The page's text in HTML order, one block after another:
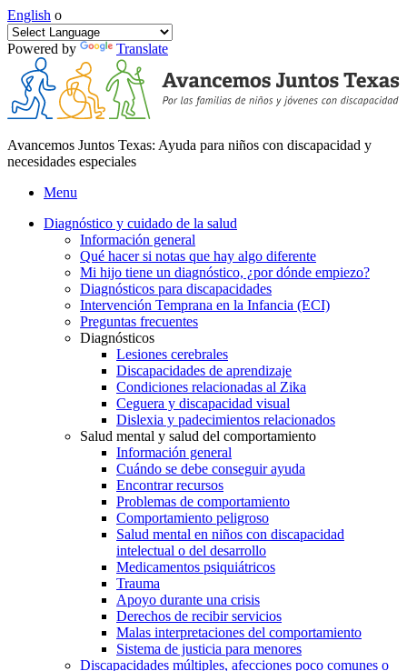
English o
Powered by Translate
Avancemos Juntos Texas: Ayuda para niños con discapacidad y
necesidades especiales
Menu
Diagnóstico y cuidado de la salud
Información general
Qué hacer si notas que hay algo diferente
Mi hijo tiene un diagnóstico, ¿por dónde empiezo?
Diagnósticos para discapacidades
Intervención Temprana en la Infancia (ECI)
Preguntas frecuentes
Diagnósticos
Lesiones cerebrales
Discapacidades de aprendizaje
Condiciones relacionadas al Zika
Ceguera y discapacidad visual
Dislexia y padecimientos relacionados
Salud mental y salud del comportamiento
Información general
Cuándo se debe conseguir ayuda
Encontrar recursos
Problemas de comportamiento
Comportamiento peligroso
Salud mental en niños con discapacidad
intelectual o del desarrollo
Medicamentos psiquiátricos
Trauma
Apoyo durante una crisis
Derechos de recibir servicios
Malas interpretaciones del comportamiento
Sistema de justicia para menores
Discapacidades múltiples, afecciones poco comunes o